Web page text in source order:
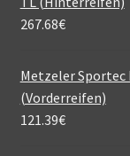
267.68€
Metzeler Sportec
(Vorderreifen)
121.39€